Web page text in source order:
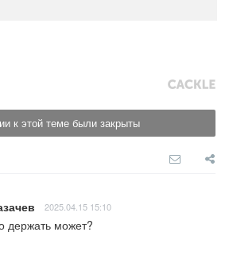
к этой теме были закрыты
2025.04.15 15:10
держать может?